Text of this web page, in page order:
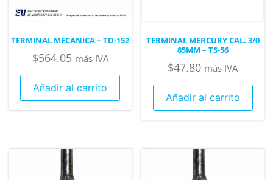
TERMINAL MECANICA – TD-152
$564.05 más IVA
Añadir al carrito
TERMINAL MERCURY CAL. 3/0
85MM – TS-56
$47.80 más IVA
Añadir al carrito